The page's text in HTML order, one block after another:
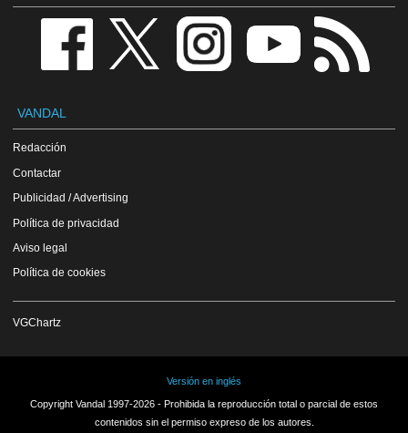
VANDAL
Redacción
Contactar
Publicidad / Advertising
Política de privacidad
Aviso legal
Política de cookies
VGChartz
Versión en inglés
Copyright Vandal 1997-2026 - Prohibida la reproducción total o parcial de estos
contenidos sin el permiso expreso de los autores.